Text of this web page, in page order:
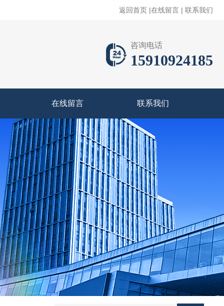
返回首页 |在线留言 | 联系我们
咨询电话
15910924185
在线留言 联系我们